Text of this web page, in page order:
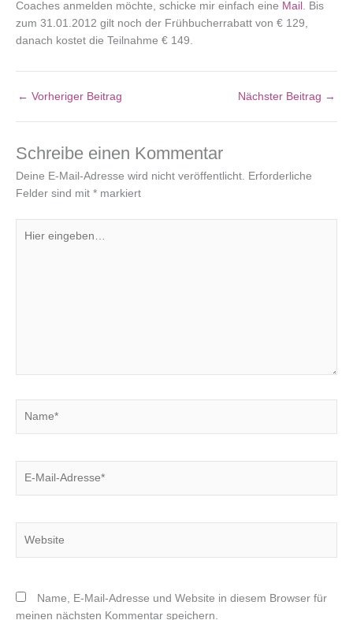
Coaches anmelden möchte, schicke mir einfach eine Mail . Bis
zum 31.01.2012 gilt noch der Frühbucherrabatt von € 129,
danach kostet die Teilnahme € 149.
← Vorheriger Beitrag Nächster Beitrag →
Schreibe einen Kommentar
Deine E-Mail-Adresse wird nicht veröffentlicht. Erforderliche
Felder sind mit * markiert
eingeben…
Name, E-Mail-Adresse und Website in diesem Browser für
meinen nächsten Kommentar speichern.